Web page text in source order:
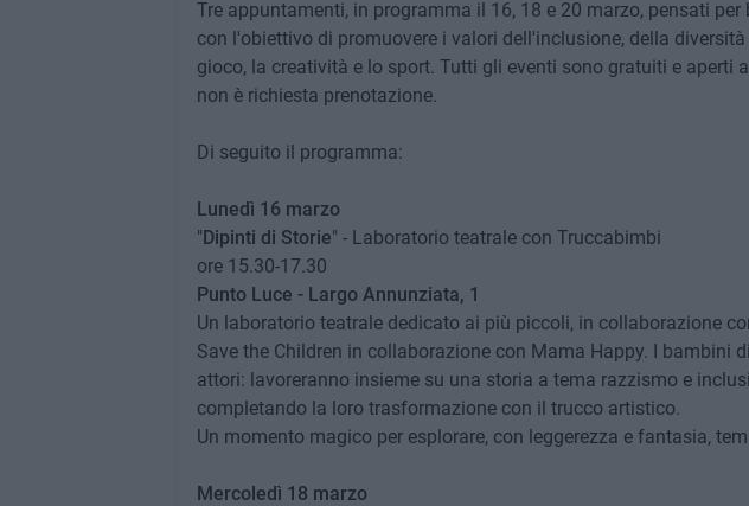
Tre appuntamenti, in programma il 16, 18 e 20 marzo, pensati
con l'obiettivo di promuovere i valori dell'inclusione, della
gioco, la creatività e lo sport. Tutti gli eventi sono gratuiti e aperti
non è richiesta prenotazione.
Di seguito il programma:
Lunedì 16 marzo
"Dipinti di Storie" - Laboratorio teatrale con Truccabimbi
ore 15.30-17.30
Punto Luce - Largo Annunziata, 1
Un laboratorio teatrale dedicato ai più piccoli, in collaborazione
Save the Children in collaborazione con Mama Happy. I bambini
attori: lavoreranno insieme su una storia a tema razzismo e
completando la loro trasformazione con il trucco artistico.
Un momento magico per esplorare, con leggerezza e fantasia,
Mercoledì 18 marzo